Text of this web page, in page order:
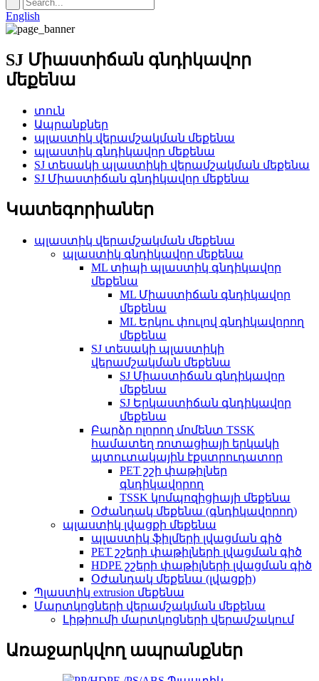
English
SJ Միաստիճան գնդիկավոր
մեքենա
տուն
Ապրանքներ
պլաստիկ վերամշակման մեքենա
պլաստիկ գնդիկավոր մեքենա
SJ տեսակի պլաստիկի վերամշակման մեքենա
SJ Միաստիճան գնդիկավոր մեքենա
Կատեգորիաներ
պլաստիկ վերամշակման մեքենա
պլաստիկ գնդիկավոր մեքենա
ML տիպի պլաստիկ գնդիկավոր
մեքենա
ML Միաստիճան գնդիկավոր
մեքենա
ML Երկու փուլով գնդիկավորող
մեքենա
SJ տեսակի պլաստիկի
վերամշակման մեքենա
SJ Միաստիճան գնդիկավոր
մեքենա
SJ Երկաստիճան գնդիկավոր
մեքենա
Բարձր ոլորող մոմենտ TSSK
համատեղ ռոտացիայի երկակի
պտուտակային էքստրուդատոր
PET շշի փաթիլներ
գնդիկավորող
TSSK կոմպոզիցիայի մեքենա
Օժանդակ մեքենա (գնդիկավորող)
պլաստիկ լվացքի մեքենա
պլաստիկ ֆիլմերի լվացման գիծ
PET շշերի փաթիլների լվացման գիծ
HDPE շշերի փաթիլների լվացման գիծ
Օժանդակ մեքենա (լվացքի)
Պլաստիկ extrusion մեքենա
Մարտկոցների վերամշակման մեքենա
Լիթիումի մարտկոցների վերամշակում
Առաջարկվող ապրանքներ